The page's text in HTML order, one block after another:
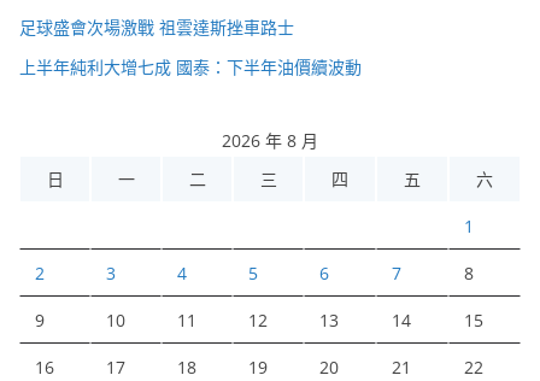
足球盛會次場激戰 祖雲達斯挫車路士
上半年純利大增七成 國泰：下半年油價續波動
2026 年 8 月
日
一 二 三 四 五 六
1
2 3 4 5 6 7 8
9 10 11 12 13 14 15
16 17 18 19 20 21 22